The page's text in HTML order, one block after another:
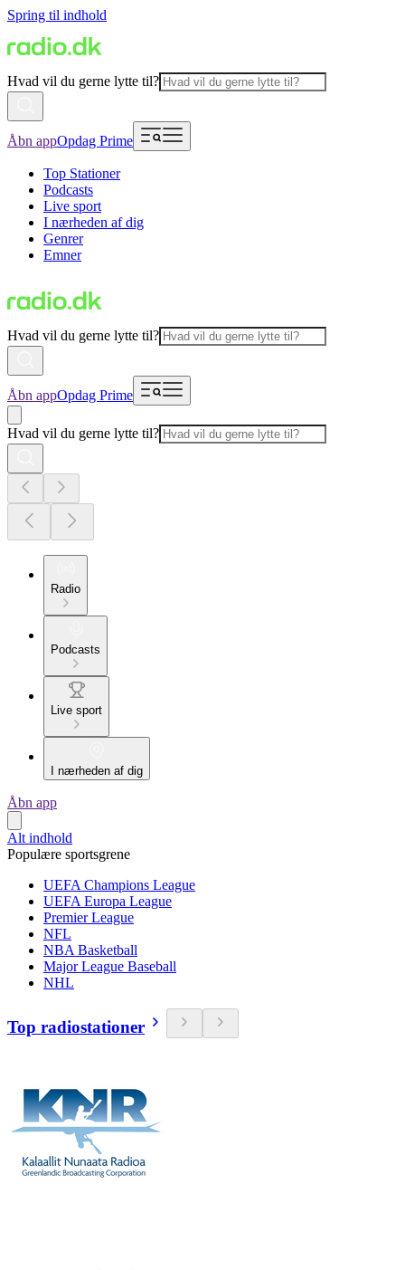
Spring til indhold
Hvad vil du gerne lytte til?
Åbn appOpdag Prime
Top Stationer
Podcasts
Live sport
I nærheden af dig
Genrer
Emner
Hvad vil du gerne lytte til?
Åbn appOpdag Prime
Hvad vil du gerne lytte til?
Radio
Podcasts
Live sport
I nærheden af dig
Åbn app
Alt indhold
Populære sportsgrene
UEFA Champions League
UEFA Europa League
Premier League
NFL
NBA Basketball
Major League Baseball
NHL
Top radiostationer